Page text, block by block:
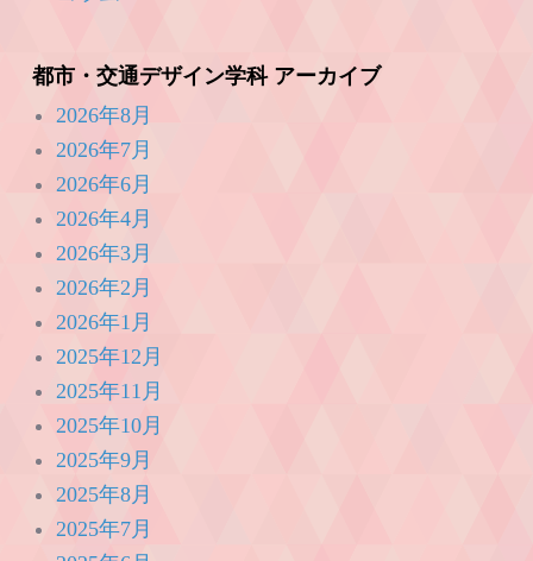
都市・交通デザイン学科 アーカイブ
2026年8月
2026年7月
2026年6月
2026年4月
2026年3月
2026年2月
2026年1月
2025年12月
2025年11月
2025年10月
2025年9月
2025年8月
2025年7月